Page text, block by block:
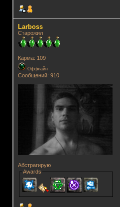
Lаrboss
Старожил
Карма: 109
Оффлайн
Сообщений: 910
Абстрагирую
Awards